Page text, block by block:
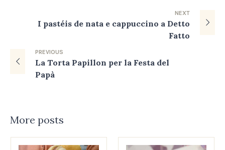
NEXT
I pastéis de nata e cappuccino a Detto
Fatto
PREVIOUS
La Torta Papillon per la Festa del
Papà
More posts